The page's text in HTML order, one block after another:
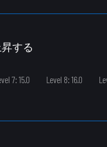
する
7: 15.0 Level 8: 16.0